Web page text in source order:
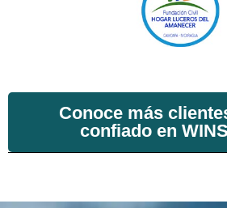
Conoce más
confiado en